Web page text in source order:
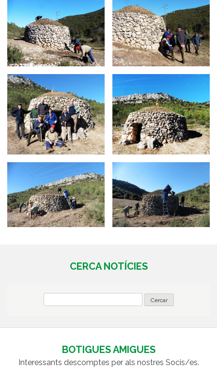
CERCA NOTÍCIES
BOTIGUES AMIGUES
Interessants descomptes per als nostres Socis/es.